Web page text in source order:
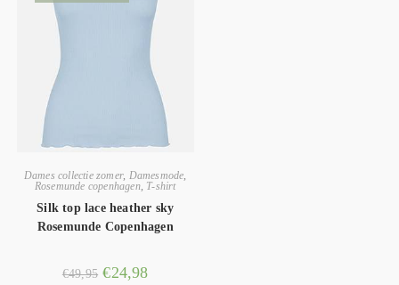
Dames collectie zomer, Damesmode,
Rosemunde copenhagen, T-shirt
Silk top lace heather sky
Rosemunde Copenhagen
€49,95 €24,98